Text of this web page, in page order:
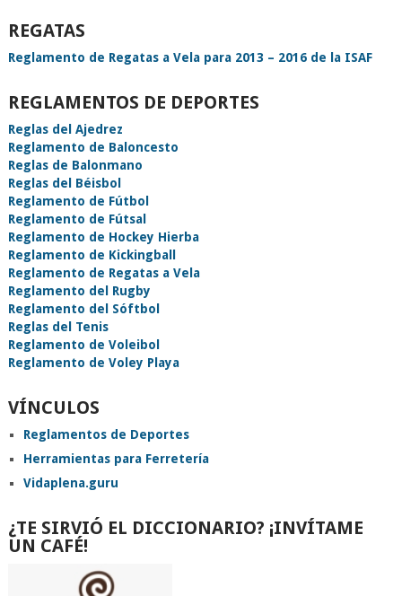
REGATAS
Reglamento de Regatas a Vela para 2013 – 2016 de la ISAF
REGLAMENTOS DE DEPORTES
Reglas del Ajedrez
Reglamento de Baloncesto
Reglas de Balonmano
Reglas del Béisbol
Reglamento de Fútbol
Reglamento de Fútsal
Reglamento de Hockey Hierba
Reglamento de Kickingball
Reglamento de Regatas a Vela
Reglamento del Rugby
Reglamento del Sóftbol
Reglas del Tenis
Reglamento de Voleibol
Reglamento de Voley Playa
VÍNCULOS
Reglamentos de Deportes
Herramientas para Ferretería
Vidaplena.guru
¿TE SIRVIÓ EL DICCIONARIO? ¡INVÍTAME
UN CAFÉ!